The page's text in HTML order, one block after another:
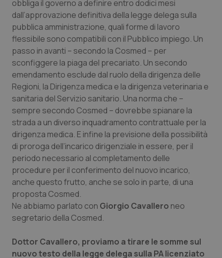
Emilia-Romagna
Friuli Venezia Giulia
Lazio
Liguria
Lombardia
Marche
Molise
Piemonte
Provincia Autonoma di Bolzano
Provincia Autonoma di Trento
Colesterolo & coronaropatie
Dermatite Atopica
Diabete & glucometri
Disturbi dell’umore
Dolore
Donna & Salute
Epatiti
HIV
Infezioni & Febbre
Ipertensione & Scompenso
obbliga il governo a definire entro dodici mesi
dall’approvazione definitiva della legge delega sulla
pubblica amministrazione, quali forme di lavoro
flessibile sono compatibili con il Pubblico impiego. Un
passo in avanti – secondo la Cosmed – per
sconfiggere la piaga del precariato. Un secondo
emendamento esclude dal ruolo della dirigenza delle
Regioni, la Dirigenza medica e la dirigenza veterinaria e
sanitaria del Servizio sanitario. Una norma che –
sempre secondo Cosmed – dovrebbe spianare la
strada a un diverso inquadramento contrattuale per la
dirigenza medica. E infine la previsione della possibilità
di proroga dell’incarico dirigenziale in essere, per il
periodo necessario al completamento delle
procedure per il conferimento del nuovo incarico,
anche questo frutto, anche se solo in parte, di una
proposta Cosmed.
Ne abbiamo parlato con Giorgio Cavallero neo
segretario della Cosmed.
Dottor Cavallero, proviamo a tirare le somme sul
nuovo testo della legge delega sulla PA licenziato